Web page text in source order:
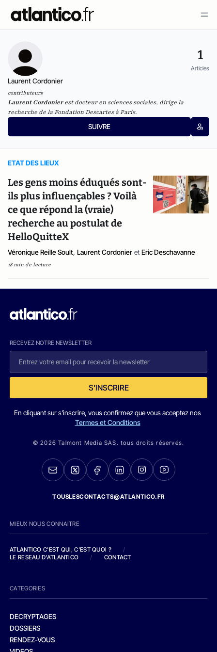
1
Articles
Laurent Cordonier
contributeurs
Laurent Cordonierest docteur en sciences sociales, dirige la
recherche de laFondation Descartesà Paris.
SUIVRE
ETAT DES LIEUX
Les gens moins éduqués sont-
ils plus influençables ? Voilà
ce que répond la (vraie)
recherche au postulat de
HelloQuitteX
Véronique Reille Soult, Laurent Cordonier et Eric Deschavanne
18 min de lecture
RECEVEZ NOTRE NEWSLETTER
S'INSCRIRE
En cliquant sur s'inscrire, vous confirmez que vous acceptez nos
Termes et Conditions
© 2026 Talmont Media SAS. tous droits réservés.
TOUSLESCONTACTS@ATLANTICO.FR
MIEUX NOUS CONNAITRE
ATLANTICO C'EST QUI, C'EST QUOI ?
/
LE RESEAU D'ATLANTICO
/ CONTACT
CATEGORIES
DECRYPTAGES
DOSSIERS
RENDEZ-VOUS